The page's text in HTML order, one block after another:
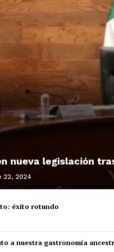
nueva legislación
22, 2024
éxito rotundo
a nuestra gastronomía